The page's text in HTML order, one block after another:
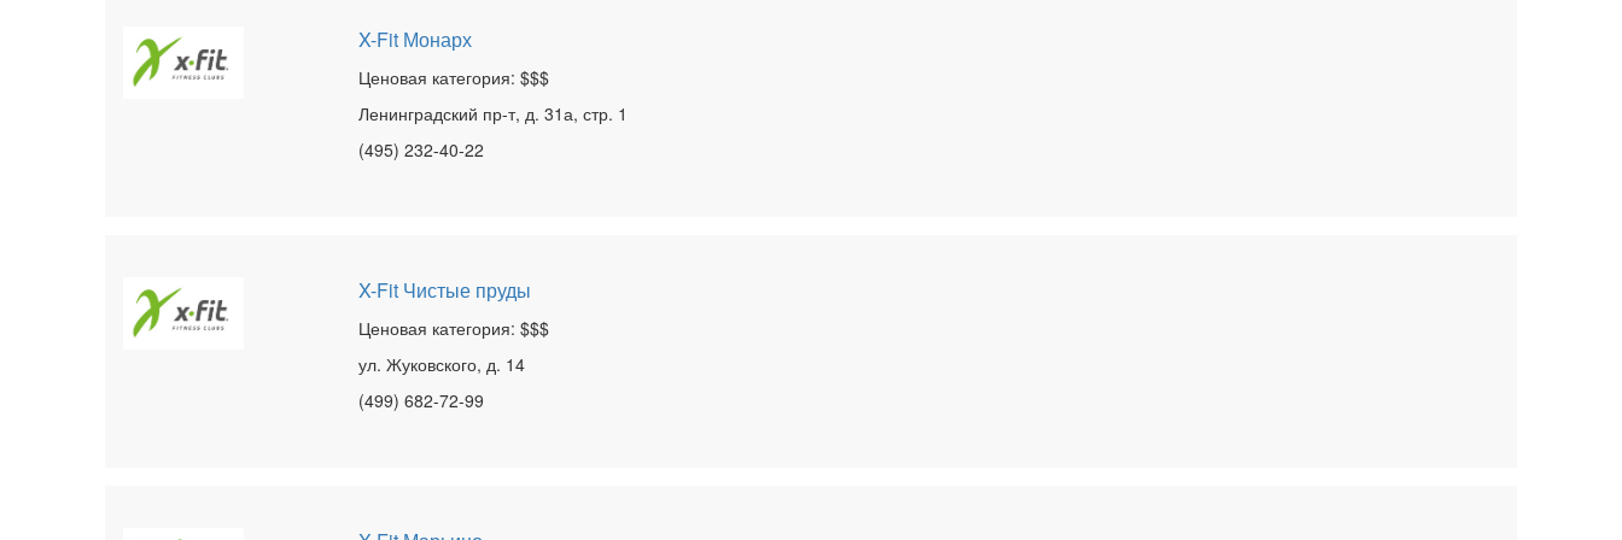
X-Fit Монарх
Ценовая категория: $$$
Ленинградский пр-т, д. 31а, стр. 1
(495) 232-40-22
X-Fit Чистые пруды
Ценовая категория: $$$
ул. Жуковского, д. 14
(499) 682-72-99